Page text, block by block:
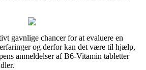
gavnlige chancer for at evaluere en
og derfor kan det være til hjælp,
anmeldelser af B6-Vitamin tabletter